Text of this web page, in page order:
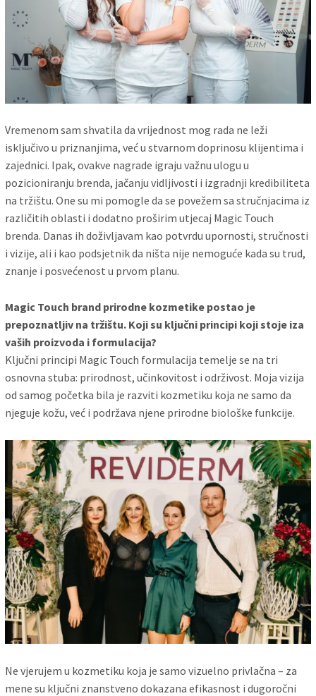
Vremenom sam shvatila da vrijednost mog rada ne leži
isključivo u priznanjima, već u stvarnom doprinosu klijentima i
zajednici. Ipak, ovakve nagrade igraju važnu ulogu u
pozicioniranju brenda, jačanju vidljivosti i izgradnji kredibiliteta
na tržištu. One su mi pomogle da se povežem sa stručnjacima iz
različitih oblasti i dodatno proširim utjecaj Magic Touch
brenda. Danas ih doživljavam kao potvrdu upornosti, stručnosti
i vizije, ali i kao podsjetnik da ništa nije nemoguće kada su trud,
znanje i posvećenost u prvom planu.
Magic Touch brand prirodne kozmetike postao je
prepoznatljiv na tržištu. Koji su ključni principi koji stoje iza
vaših proizvoda i formulacija?
Ključni principi Magic Touch formulacija temelje se na tri
osnovna stuba: prirodnost, učinkovitost i održivost. Moja vizija
od samog početka bila je razviti kozmetiku koja ne samo da
njeguje kožu, već i podržava njene prirodne biološke funkcije.
Ne vjerujem u kozmetiku koja je samo vizuelno privlačna – za
mene su ključni znanstveno dokazana efikasnost i dugoročni